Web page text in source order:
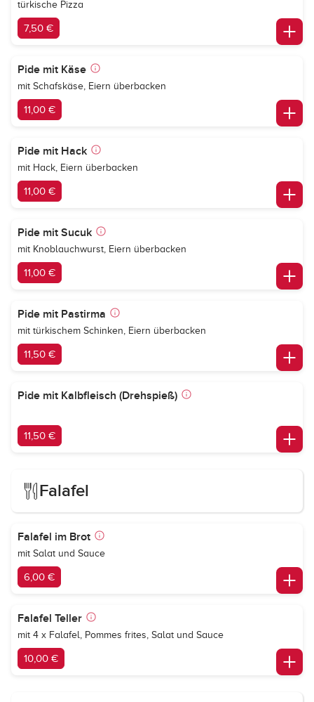
türkische Pizza
7,50 €
Pide mit Käse
mit Schafskäse, Eiern überbacken
11,00 €
Pide mit Hack
mit Hack, Eiern überbacken
11,00 €
Pide mit Sucuk
mit Knoblauchwurst, Eiern überbacken
11,00 €
Pide mit Pastirma
mit türkischem Schinken, Eiern überbacken
11,50 €
Pide mit Kalbfleisch (Drehspieß)
11,50 €
Falafel
Falafel im Brot
mit Salat und Sauce
6,00 €
Falafel Teller
mit 4 x Falafel, Pommes frites, Salat und Sauce
10,00 €